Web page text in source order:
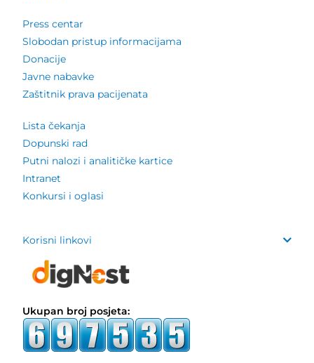
Press centar
Slobodan pristup informacijama
Donacije
Javne nabavke
Zaštitnik prava pacijenata
Lista čekanja
Dopunski rad
Putni nalozi i analitičke kartice
Intranet
Konkursi i oglasi
Korisni linkovi
Ukupan broj posjeta: